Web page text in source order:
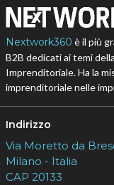
Nextwork360 è il più
B2B dedicati ai temi
Imprenditoriale. Ha la
imprenditoriale nelle
Indirizzo
Via Moretto da
Milano - Italia
CAP 20133